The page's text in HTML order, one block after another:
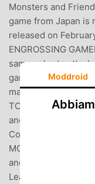
Monsters and
game from Japan is
released on
ENGROSSING
same color to
games, you can
make as many
TONS OF
and watch your
Combos as you can
MONSTERS
and assemble the
Leader and up to 4
Moddroid